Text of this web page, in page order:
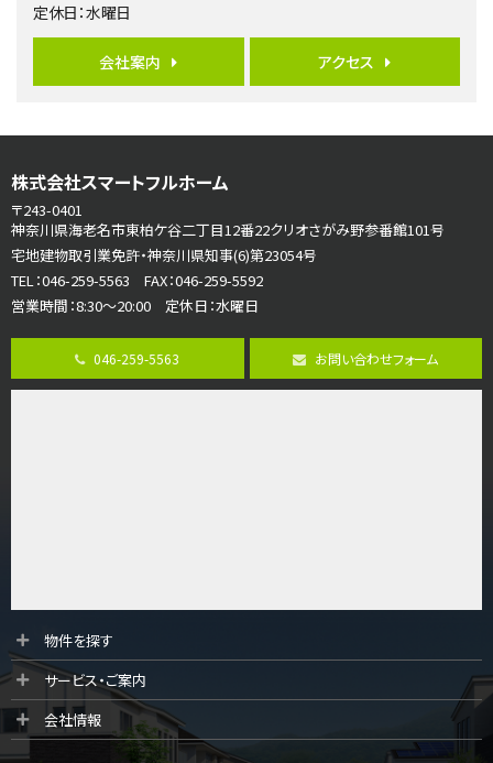
4ＳＬＤＫ
海老名駅
長後駅
バ11分 歩6分
全棟ＬＤＫは16帖の4ＬＤＫ！食器洗い乾燥機や浴…
第8位
3,680万円
4ＬＤＫ
さがみ野駅
第10位
3,180万円
海老名駅
大規模開発分譲地内の新築戸建！開発道路は幅員４.…
定休日：水曜日
会社案内 アクセス
株式会社スマートフルホーム
〒243-0401
神奈川県海老名市東柏ケ谷二丁目12番22クリオさがみ野参番館101号
宅地建物取引業免許・神奈川県知事(6)第23054号
TEL：046-259-5563 FAX：046-259-5592
営業時間：8:30～20:00 定休日：水曜日
046-259-5563 お問い合わせフォーム
物件を探す
サービス・ご案内
会社情報